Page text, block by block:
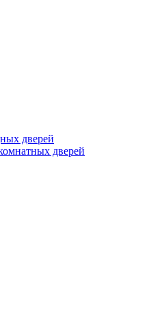
дверей
дверей